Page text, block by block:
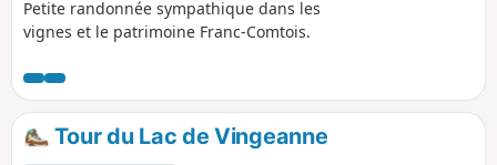
Petite randonnée sympathique dans les
vignes et le patrimoine Franc-Comtois.
Tour du Lac de Vingeanne